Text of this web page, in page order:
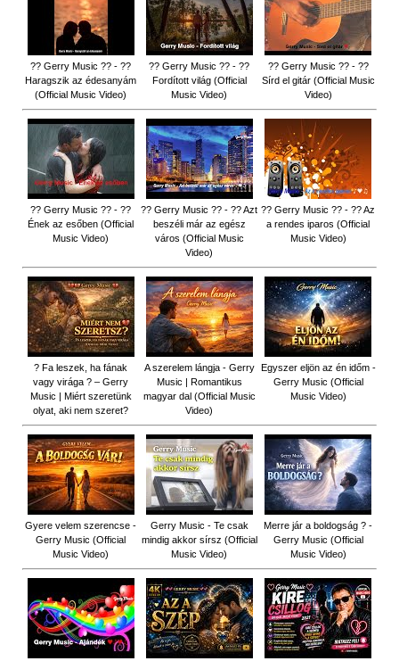
?? Gerry Music ?? - ??
Haragszik az édesanyám
(Official Music Video)
?? Gerry Music ?? - ??
Fordított világ (Official
Music Video)
?? Gerry Music ?? - ??
Sírd el gitár (Official Music
Video)
?? Gerry Music ?? - ??
Ének az esőben (Official
Music Video)
?? Gerry Music ?? - ?? Azt
beszéli már az egész
város (Official Music
Video)
?? Gerry Music ?? - ?? Az
a rendes iparos (Official
Music Video)
? Fa leszek, ha fának
vagy virága ? – Gerry
Music | Miért szeretünk
olyat, aki nem szeret?
A szerelem lángja - Gerry
Music | Romantikus
magyar dal (Official Music
Video)
Egyszer eljön az én időm -
Gerry Music (Official
Music Video)
Gyere velem szerencse -
Gerry Music (Official
Music Video)
Gerry Music - Te csak
mindig akkor sírsz (Official
Music Video)
Merre jár a boldogság ? -
Gerry Music (Official
Music Video)